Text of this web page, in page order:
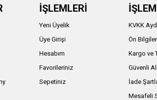
İŞLEMLERİ
Yeni Üyelik
Üye Girişi
Hesabım
Favorileriniz
Sepetiniz
KVKK
Ön
Kargo ve
Güvenli
İade
Mesafeli